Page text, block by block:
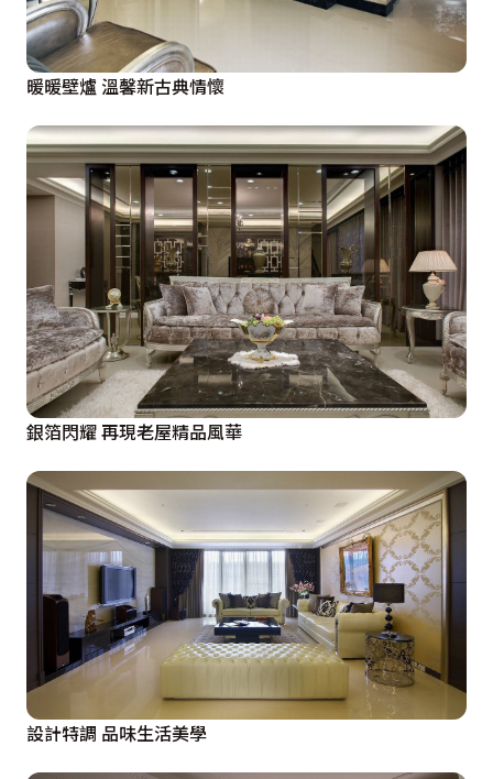
暖暖壁爐 溫馨新古典情懷
銀箔閃耀 再現老屋精品風華
設計特調 品味生活美學